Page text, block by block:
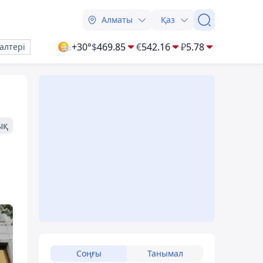
Алматы Қаз
+30°$469.85 €542.16 ₽5.78
Соңғы Танымал